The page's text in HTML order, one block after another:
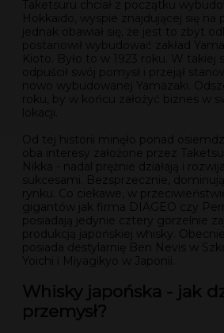
nowo wybudowanej Yamazaki.
roku, by w końcu założyć biznes w
lokacji.
Od tej historii minęło ponad
oba interesy założone przez
Nikka - nadal prężnie działają i
sukcesami. Bezsprzecznie,
rynku. Co ciekawe, w
gigantów jak firma DIAGEO czy
posiadają jedynie cztery gorzelnie
produkcją japońskiej whisky.
posiada destylarnię Ben Nevis w
Yoichi i Miyagikyo w Japonii.
Whisky japońska - jak
przemysł?